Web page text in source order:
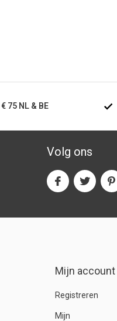
€ 75 NL & BE
Volg ons
Mijn account
Registreren
Mijn